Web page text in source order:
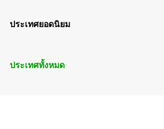
ประเทศยอดนิยม
ประเทศทั้งหมด